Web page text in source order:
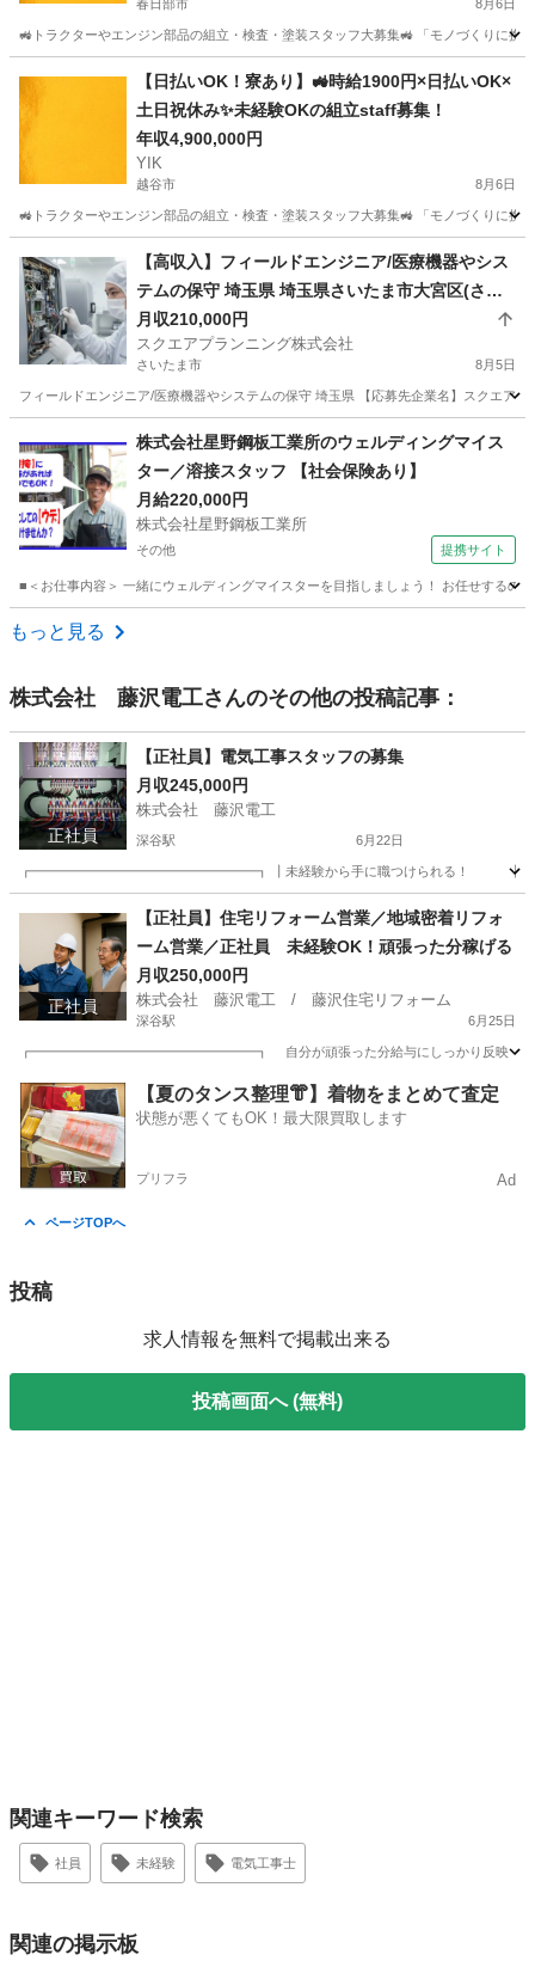
春日部市 8月6日
🚜トラクターやエンジン部品の組立・検査・塗装スタッフ大募集🚜 「モノづくりに
技術 未経験
【日払いOK！寮あり】🚜時給1900円×日払いOK×
土日祝休み✨未経験OKの組立staff募集！
年収4,900,000円
YIK
越谷市 8月6日
🚜トラクターやエンジン部品の組立・検査・塗装スタッフ大募集🚜 「モノづくりに
技術
【高収入】フィールドエンジニア/医療機器やシス
テムの保守 埼玉県 埼玉県さいたま市大宮区(さい
たま新都心)フィールドエンジニア
月収210,000円
スクエアプランニング株式会社
さいたま市 8月5日
フィールドエンジニア/医療機器やシステムの保守 埼玉県 【応募先企業名】スクエア
さいたま市 その他 業務
株式会社星野鋼板工業所のウェルディングマイス
ター／溶接スタッフ 【社会保険あり】
月給220,000円
株式会社星野鋼板工業所
その他 提携サイト
■＜お仕事内容＞ 一緒にウェルディングマイスターを目指しましょう！ お任せするの
埼玉 その他
もっと見る
株式会社 藤沢電工さんのその他の投稿記事：
正社員
【正社員】電気工事スタッフの募集
月収245,000円
株式会社 藤沢電工
深谷駅 6月22日
┏━━━━━━━━━━━━━━━━━┓ ┃未経験から手に職つけられる！ ┃ ┃サポー
深谷駅 電気
正社員
【正社員】住宅リフォーム営業／地域密着リフォ
ーム営業／正社員 未経験OK！頑張った分稼げる
月収250,000円
株式会社 藤沢電工 / 藤沢住宅リフォーム
深谷駅 6月25日
┏━━━━━━━━━━━━━━━━━┓ 自分が頑張った分給与にしっかり反映 や
埼玉 深谷市 深谷駅 販売 未経験
【夏のタンス整理👘】着物をまとめて査定
状態が悪くてもOK！最大限買取します
プリフラ Ad
ページTOPへ
投稿
求人情報を無料で掲載出来る
投稿画面へ (無料)
関連キーワード検索
社員 未経験 電気工事士
関連の掲示板